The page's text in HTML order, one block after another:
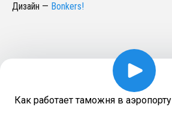
Дизайн — Bonkers!
Как работает таможня в аэропорту